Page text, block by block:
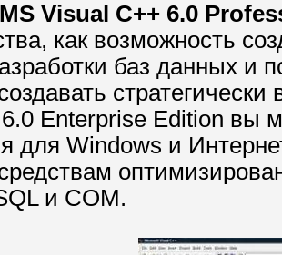
MS Visual C++ 6.0
как возможность
баз данных и
Enterprise Edition вы
для Windows и
и COM.